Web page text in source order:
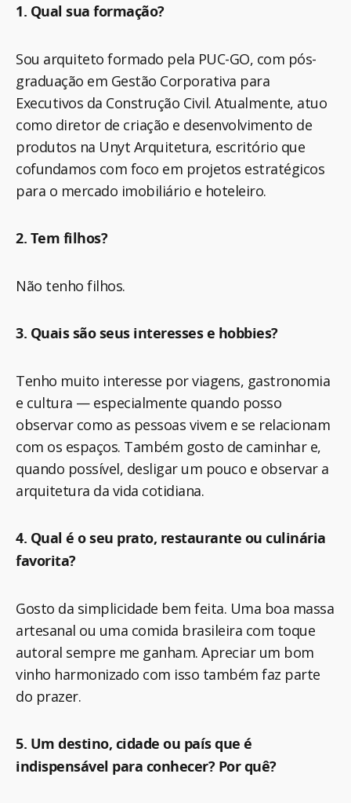
1. Qual sua formação?
Sou arquiteto formado pela PUC-GO, com pós-
graduação em Gestão Corporativa para
Executivos da Construção Civil. Atualmente, atuo
como diretor de criação e desenvolvimento de
produtos na Unyt Arquitetura, escritório que
cofundamos com foco em projetos estratégicos
para o mercado imobiliário e hoteleiro.
2. Tem filhos?
Não tenho filhos.
3. Quais são seus interesses e hobbies?
Tenho muito interesse por viagens, gastronomia
e cultura — especialmente quando posso
observar como as pessoas vivem e se relacionam
com os espaços. Também gosto de caminhar e,
quando possível, desligar um pouco e observar a
arquitetura da vida cotidiana.
4. Qual é o seu prato, restaurante ou culinária
favorita?
Gosto da simplicidade bem feita. Uma boa massa
artesanal ou uma comida brasileira com toque
autoral sempre me ganham. Apreciar um bom
vinho harmonizado com isso também faz parte
do prazer.
5. Um destino, cidade ou país que é
indispensável para conhecer? Por quê?